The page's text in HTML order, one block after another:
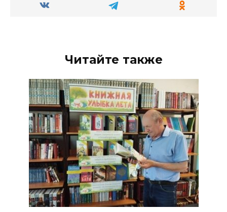
Читайте также